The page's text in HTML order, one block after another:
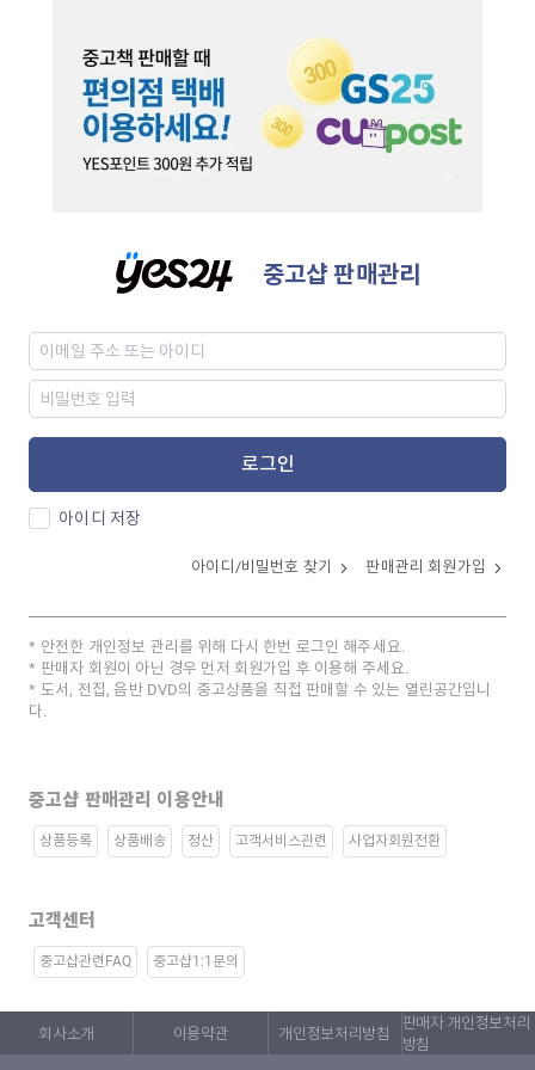
중고샵 판매관리
로그인
아이디 저장
아이디/비밀번호 찾기 판매관리 회원가입
안전한 개인정보 관리를 위해 다시 한번 로그인 해주세요.
판매자 회원이 아닌 경우 먼저 회원가입 후 이용해 주세요.
도서, 전집, 음반 DVD의 중고상품을 직접 판매할 수 있는 열린공간입니
다.
중고샵 판매관리 이용안내
상품등록 상품배송 정산 고객서비스관련 사업자회원전환
고객센터
중고샵관련FAQ 중고샵1:1문의
회사소개 이용약관 개인정보처리방침
판매자 개인정보처리
방침